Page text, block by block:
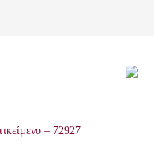
Melina
– 72927